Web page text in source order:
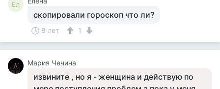
Ел
скопировали гороскоп что ли?
8 лет 1
Мария Чечина
извините , но я - женщина и действую по